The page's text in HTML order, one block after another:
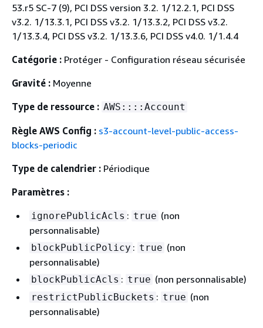
53.r5 SC-7 (9), PCI DSS version 3.2. 1/12.2.1, PCI DSS
v3.2. 1/13.3.1, PCI DSS v3.2. 1/13.3.2, PCI DSS v3.2.
1/13.3.4, PCI DSS v3.2. 1/13.3.6, PCI DSS v4.0. 1/1.4.4
Catégorie : Protéger - Configuration réseau sécurisée
Gravité : Moyenne
Type de ressource : AWS::::Account
Règle AWS Config : s3-account-level-public-access-
blocks-periodic
Type de calendrier : Périodique
Paramètres :
ignorePublicAcls : true (non
personnalisable)
blockPublicPolicy : true (non
personnalisable)
blockPublicAcls : true (non personnalisable)
restrictPublicBuckets : true (non
personnalisable)